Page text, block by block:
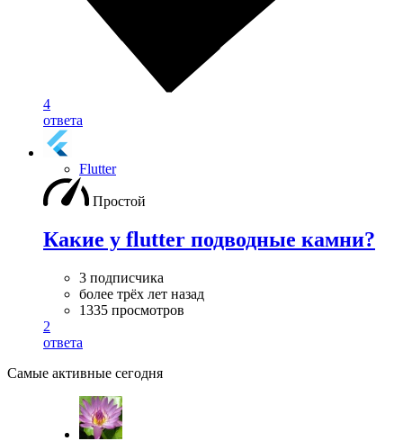
4
ответа
Flutter
Простой
Какие у flutter подводные камни?
3 подписчика
более трёх лет назад
1335 просмотров
2
ответа
Самые активные сегодня